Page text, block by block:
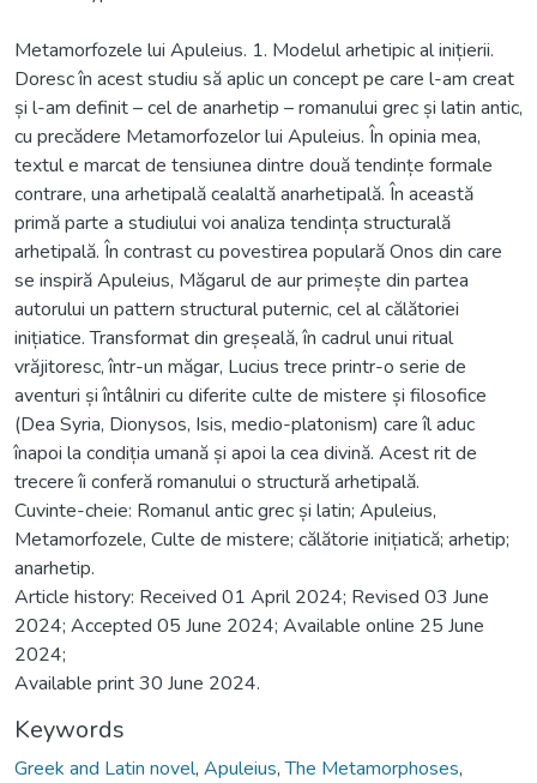
Metamorfozele lui Apuleius. 1. Modelul arhetipic al inițierii.
Doresc în acest studiu să aplic un concept pe care l-am creat
și l-am definit – cel de anarhetip – romanului grec și latin antic,
cu precădere Metamorfozelor lui Apuleius. În opinia mea,
textul e marcat de tensiunea dintre două tendințe formale
contrare, una arhetipală cealaltă anarhetipală. În această
primă parte a studiului voi analiza tendința structurală
arhetipală. În contrast cu povestirea populară Onos din care
se inspiră Apuleius, Măgarul de aur primește din partea
autorului un pattern structural puternic, cel al călătoriei
inițiatice. Transformat din greșeală, în cadrul unui ritual
vrăjitoresc, într-un măgar, Lucius trece printr-o serie de
aventuri și întâlniri cu diferite culte de mistere și filosofice
(Dea Syria, Dionysos, Isis, medio-platonism) care îl aduc
înapoi la condiția umană și apoi la cea divină. Acest rit de
trecere îi conferă romanului o structură arhetipală.
Cuvinte-cheie: Romanul antic grec și latin; Apuleius,
Metamorfozele, Culte de mistere; călătorie inițiatică; arhetip;
anarhetip.
Article history: Received 01 April 2024; Revised 03 June
2024; Accepted 05 June 2024; Available online 25 June
2024;
Available print 30 June 2024.
Keywords
Greek and Latin novel, Apuleius,The Metamorphoses,